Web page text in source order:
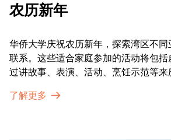
农历新年
华侨大学庆祝农历新年，探索湾区不
联系。这些适合家庭参加的活动将包括
过讲故事、表演、活动、烹饪示范等来
通过亲身参与和虚拟的治疗圈来相互支
了解更多